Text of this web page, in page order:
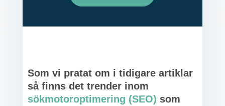
Som vi pratat om i tidigare artiklar
så finns det trender inom
sökmotoroptimering (SEO) som